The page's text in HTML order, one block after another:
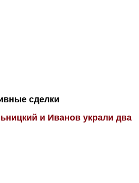
сделки
и Иванов украли два